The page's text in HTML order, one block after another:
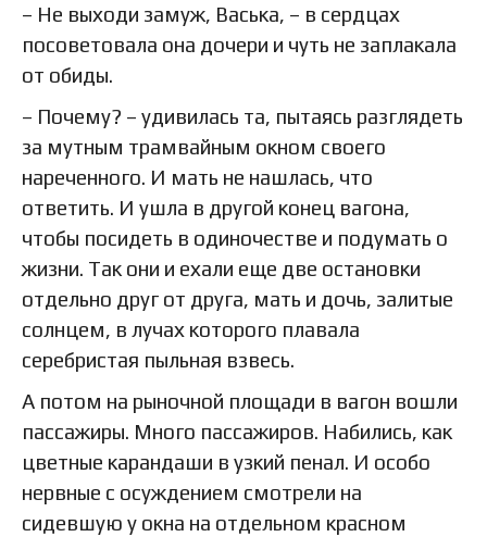
– Не выходи замуж, Васька, – в сердцах
посоветовала она дочери и чуть не заплакала
от обиды.
– Почему? – удивилась та, пытаясь разглядеть
за мутным трамвайным окном своего
нареченного. И мать не нашлась, что
ответить. И ушла в другой конец вагона,
чтобы посидеть в одиночестве и подумать о
жизни. Так они и ехали еще две остановки
отдельно друг от друга, мать и дочь, залитые
солнцем, в лучах которого плавала
серебристая пыльная взвесь.
А потом на рыночной площади в вагон вошли
пассажиры. Много пассажиров. Набились, как
цветные карандаши в узкий пенал. И особо
нервные с осуждением смотрели на
сидевшую у окна на отдельном красном